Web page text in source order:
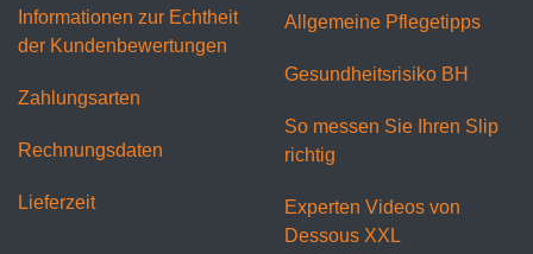
Informationen zur Echtheit
der Kundenbewertungen
Zahlungsarten
Rechnungsdaten
Lieferzeit
Allgemeine Pflegetipps
Gesundheitsrisiko BH
So messen Sie Ihren Slip
richtig
Experten Videos von
Dessous XXL